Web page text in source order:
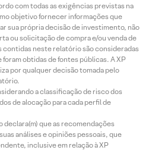
com todas as exigências previstas na
objetivo fornecer informações que
sua própria decisão de investimento, não
ou solicitação de compra e/ou venda de
neste relatório são consideradas
foram obtidas de fontes públicas. A XP
por qualquer decisão tomada pelo
a classificação de risco dos
de alocação para cada perfil de
declara(m) que as recomendações
análises e opiniões pessoais, que
inclusive em relação à XP